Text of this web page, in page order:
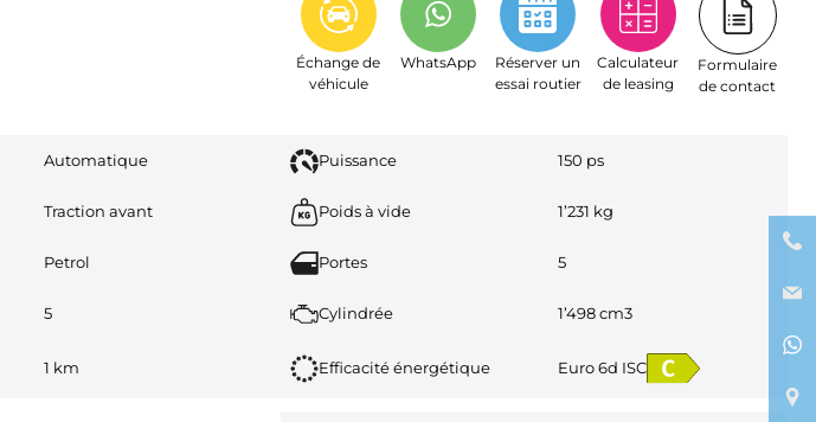
Échange de
véhicule
WhatsApp
Réserver un
essai routier
Calculateur
de leasing
Formulaire
de contact
Automatique Puissance 150 ps
Traction avant Poids à vide 1’231 kg
Petrol Portes 5
5 Cylindrée 1’498 cm3
1 km Efficacité énergétique Euro 6d ISC